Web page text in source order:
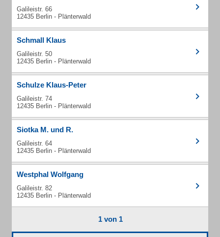
Galileistr. 66
12435 Berlin - Plänterwald
Schmall Klaus
Galileistr. 50
12435 Berlin - Plänterwald
Schulze Klaus-Peter
Galileistr. 74
12435 Berlin - Plänterwald
Siotka M. und R.
Galileistr. 64
12435 Berlin - Plänterwald
Westphal Wolfgang
Galileistr. 82
12435 Berlin - Plänterwald
1 von 1